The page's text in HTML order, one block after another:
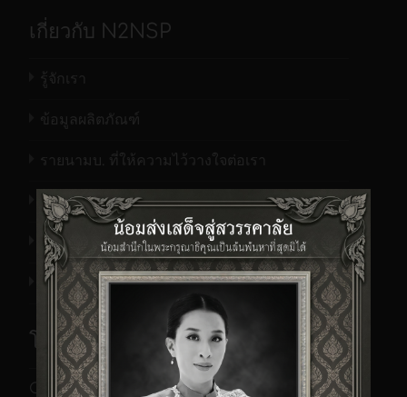
เกี่ยวกับ N2NSP
รู้จักเรา
ข้อมูลผลิตภัณฑ์
รายนามบ. ที่ให้ความไว้วางใจต่อเรา
ที่ตั้งสำนักงาน
เอกสารประวัติบริษัท เอ็นทูเอ็นฯ
ข่าว/กิจกรรม
โพสต์ล่าสุดของเรา
CZUR M3000 Pro V3 เครื่องสแกนหนังสือ A3